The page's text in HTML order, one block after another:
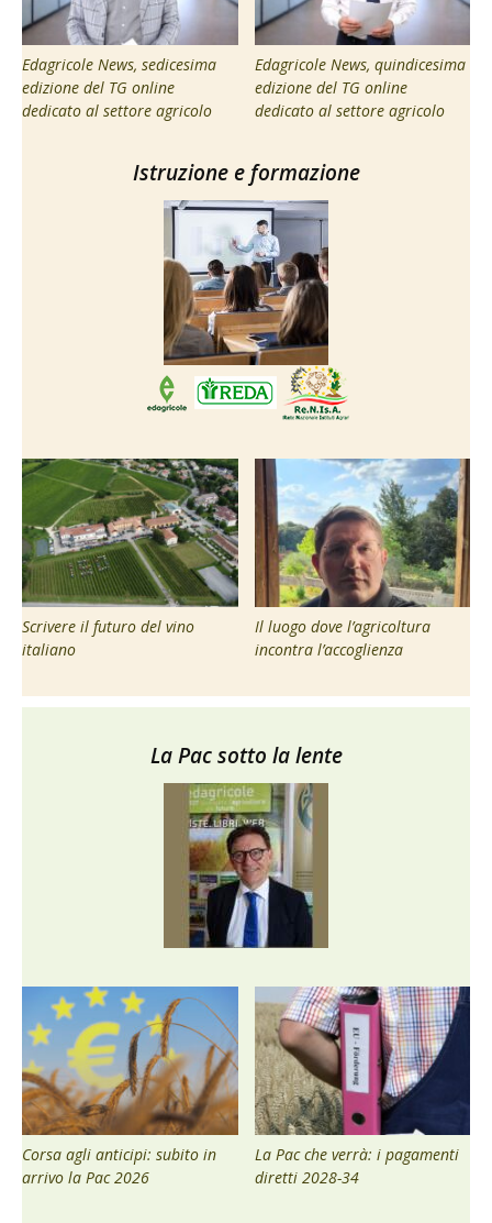
Edagricole News, sedicesima
edizione del TG online
dedicato al settore agricolo
Edagricole News, quindicesima
edizione del TG online
dedicato al settore agricolo
Istruzione e formazione
Scrivere il futuro del vino
italiano
Il luogo dove l’agricoltura
incontra l’accoglienza
La Pac sotto la lente
Corsa agli anticipi: subito in
arrivo la Pac 2026
La Pac che verrà: i pagamenti
diretti 2028-34